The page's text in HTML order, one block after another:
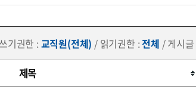
쓰기권한 :교직원(전체) / 읽기권한 :전체 / 게시
제목